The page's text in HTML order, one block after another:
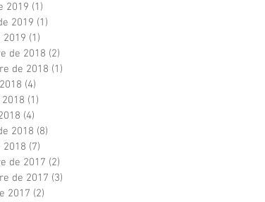
2019 (1)
2019 (1)
2019 (1)
de 2018 (2)
de 2018 (1)
(4)
(1)
(4)
2018 (8)
2018 (7)
de 2017 (2)
de 2017 (3)
2017 (2)